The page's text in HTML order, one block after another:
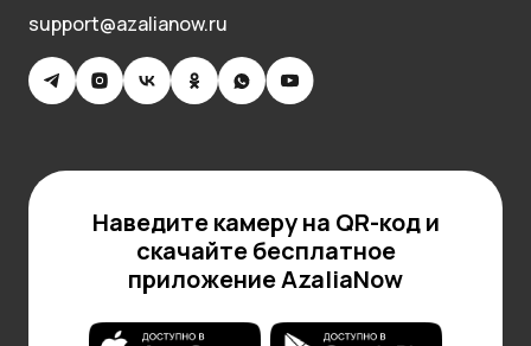
support@azalianow.ru
Наведите камеру на QR-код и
скачайте бесплатное
приложение AzaliaNow